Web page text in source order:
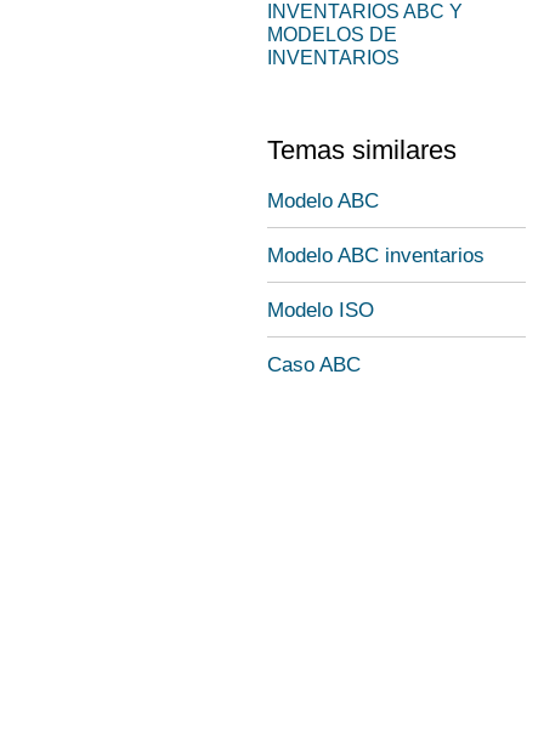
INVENTARIOS ABC Y
MODELOS DE
INVENTARIOS
Temas similares
Modelo ABC
Modelo ABC inventarios
Modelo ISO
Caso ABC